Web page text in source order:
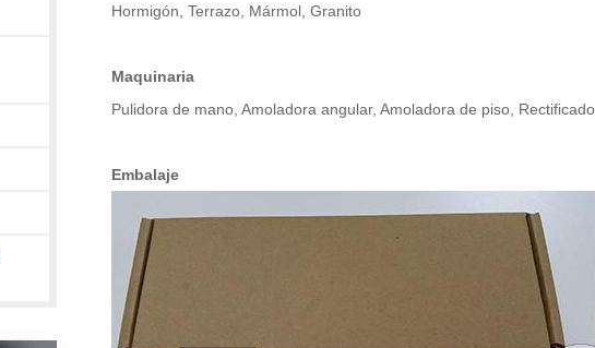
Hormigón, Terrazo, Mármol, Granito
Maquinaria
Pulidora de mano, Amoladora angular, Amoladora de piso,
Embalaje